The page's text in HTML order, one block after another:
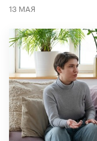
13 МАЯ